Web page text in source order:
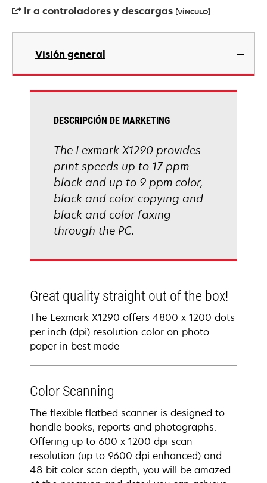
Ir a controladores y descargas [VÍNCULO]
se
una
pestaña
Visión general
DESCRIPCIÓN DE MARKETING
The Lexmark X1290 provides
print speeds up to 17 ppm
black and up to 9 ppm color,
black and color copying and
black and color faxing
through the PC.
Great quality straight out of the box!
The Lexmark X1290 offers 4800 x 1200 dots
per inch (dpi) resolution color on photo
paper in best mode
Color Scanning
The flexible flatbed scanner is designed to
handle books, reports and photographs.
Offering up to 600 x 1200 dpi scan
resolution (up to 9600 dpi enhanced) and
48-bit color scan depth, you will be amazed